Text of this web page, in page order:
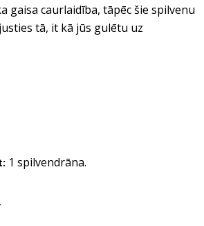
gaisa caurlaidība, tāpēc šie spilvenu
tā, it kā jūs gulētu uz
1 spilvendrāna.